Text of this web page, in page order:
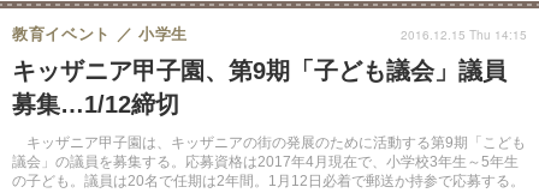
親子で考える大学選び 高校受験 中学受験 小学校受験
共通テスト 夏休み
8月開催イベント・WS 全国公立高校 過去問 人気記事
自由研究教材（小学生向け）
キッザニア甲子園、第9期「子ども議会」議員
募集…1/12締切
キッザニア甲子園は、キッザニアの街の発展のために活動する第9期「こども
議会」の議員を募集する。応募資格は2017年4月現在で、小学校3年生～5年生
の子ども。議員は20名で任期は2年間。1月12日必着で郵送か持参で応募する。
教育イベント 小学生 2016.12.15 Thu 14:15